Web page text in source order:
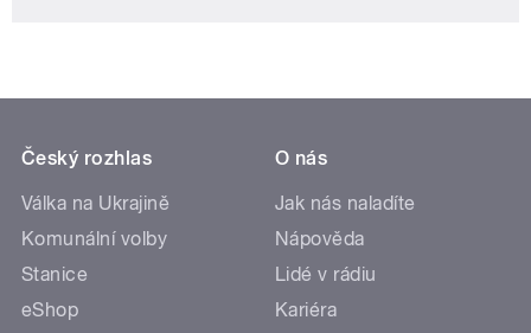
Český rozhlas
Válka na Ukrajině
Komunální volby
Stanice
eShop
O nás
Jak nás naladíte
Nápověda
Lidé v rádiu
Kariéra